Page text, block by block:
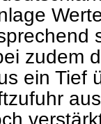
zudem
ein Tief